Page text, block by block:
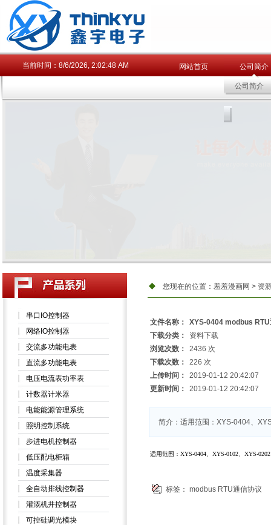
当前时间： 8/6/2026, 2:02:49 AM 网站首页 公司简介
公司简介
串口IO控制器
网络IO控制器
交流多功能电表
直流多功能电表
电压电流表功率表
计数器计米器
电能能源管理系统
照明控制系统
步进电机控制器
低压配电柜箱
温度采集器
全自动排线控制器
灌溉机井控制器
可控硅调光模块
您现在的位置： 羞羞漫画网 > 资
文件名称：
XYS-0404 modbus RTU
下载分类：
资料下载
浏览次数：
2436 次
下载次数：
226 次
上传时间：
2019-01-12 20:42:07
更新时间：
2019-01-12 20:42:07
简介：适用范围：XYS-0404、
适用范围： XYS-0404 XYS-0102 XYS-0202
标签： modbus RTU通信协议